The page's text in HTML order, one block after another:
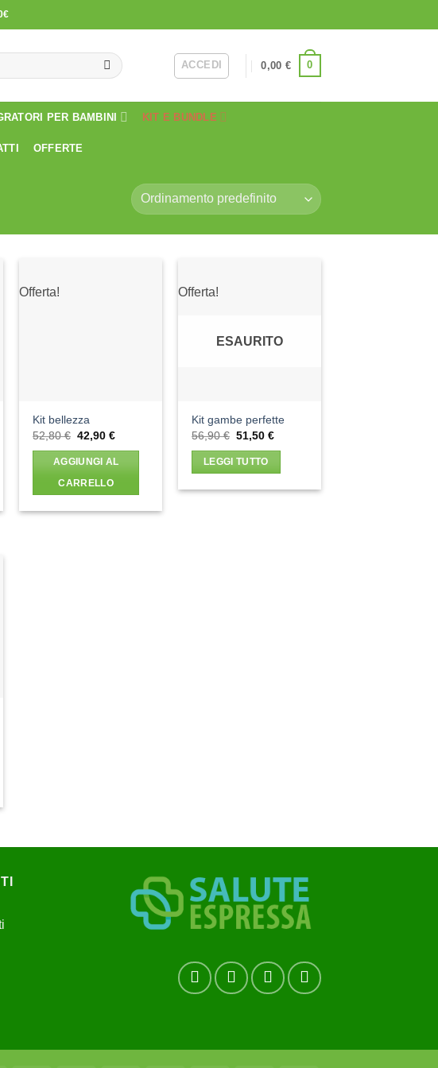
ACCEDI 0,00 € 0
PER BAMBINI KIT E BUNDLE
OFFERTE
Offerta!
Kit bellezza
52,80€ Il
originale
era:
52,80 €.
42,90€Il
attuale
è:
AGGIUNGI AL
CARRELLO
Offerta!
desideri
ESAURITO
Kit gambe perfette
56,90€ Il
originale
era:
51,50€Il
LEGGI TUTTO